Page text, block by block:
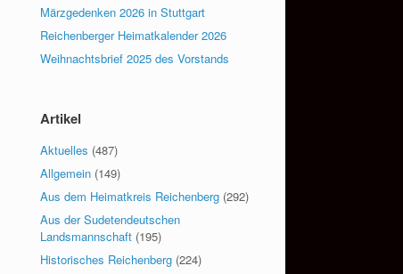
Märzgedenken 2026 in Stuttgart
Reichenberger Heimatkalender 2026
Weihnachtsbrief 2025 des Vorstands
Artikel
Aktuelles (487)
Allgemein (149)
Aus dem Heimatkreis Reichenberg (292)
Aus der Sudetendeutschen
Landsmannschaft (195)
Historisches Reichenberg (224)